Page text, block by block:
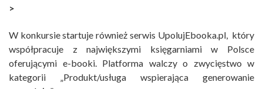
>
W konkursie startuje również serwis UpolujEbooka.pl, który
współpracuje z największymi księgarniami w Polsce
oferującymi e-booki. Platforma walczy o zwycięstwo w
kategorii „Produkt/usługa wspierająca generowanie